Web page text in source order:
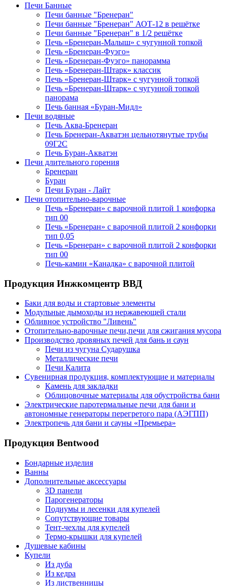
Печи Банные
Печи банные "Бренеран"
Печи банные "Бренеран" АОТ-12 в решётке
Печи банные "Бренеран" в 1/2 решётке
Печь «Бренеран-Малыш» с чугунной топкой
Печь «Бренеран-Фуэго»
Печь «Бренеран-Фуэго» панорамма
Печь «Бренеран-Штарк» классик
Печь «Бренеран-Штарк» с чугунной топкой
Печь «Бренеран-Штарк» с чугунной топкой
панорама
Печь банная «Буран-Мидл»
Печи водяные
Печь Аква-Бренеран
Печь Бренеран-Акватэн цельнотянутые трубы
09Г2С
Печь Буран-Акватэн
Печи длительного горения
Бренеран
Буран
Печи Буран - Лайт
Печи отопительно-варочные
Печь «Бренеран» с варочной плитой 1 конфорка
тип 00
Печь «Бренеран» с варочной плитой 2 конфорки
тип 0,05
Печь «Бренеран» с варочной плитой 2 конфорки
тип 00
Печь-камин «Канадка» с варочной плитой
Продукция Инжкомцентр ВВД
Баки для воды и стартовые элементы
Модульные дымоходы из нержавеющей стали
Обливное устройство "Ливень"
Отопительно-варочные печи,печи для сжигания мусора
Производство дровяных печей для бань и саун
Печи из чугуна Сударушка
Металлические печи
Печи Калита
Сувенирная продукция, комплектующие и материалы
Камень для закладки
Облицовочные материалы для обустройства бани
Электрические паротермальные печи для бани и
автономные генераторы перегретого пара (АЭГПП)
Электропечь для бани и сауны «Премьера»
Продукция Bentwood
Бондарные изделия
Ванны
Дополнительные аксессуары
3D панели
Парогенераторы
Подиумы и лесенки для купелей
Сопутствующие товары
Тент-чехлы для купелей
Термо-крышки для купелей
Душевые кабины
Купели
Из дуба
Из кедра
Из лиственницы